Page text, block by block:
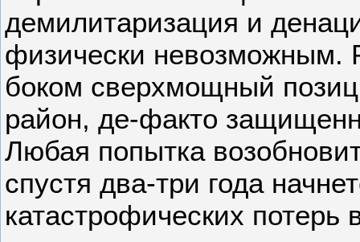
демилитаризация и
физически невозможным.
боком сверхмощный
район, де-факто
Любая попытка
спустя два-три года
катастрофических потерь